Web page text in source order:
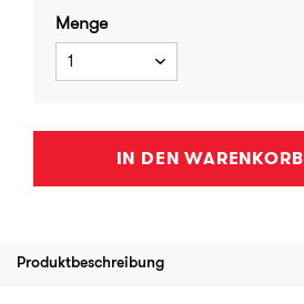
Menge
1
IN DEN WARENKORB
Produktbeschreibung